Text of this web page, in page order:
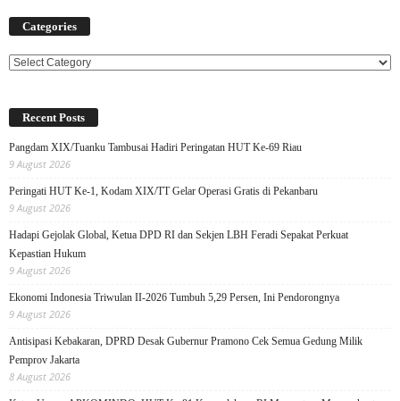
Categories
Categories
Recent Posts
Pangdam XIX/Tuanku Tambusai Hadiri Peringatan HUT Ke-69 Riau
9 August 2026
Peringati HUT Ke-1, Kodam XIX/TT Gelar Operasi Gratis di Pekanbaru
9 August 2026
Hadapi Gejolak Global, Ketua DPD RI dan Sekjen LBH Feradi Sepakat Perkuat
Kepastian Hukum
9 August 2026
Ekonomi Indonesia Triwulan II-2026 Tumbuh 5,29 Persen, Ini Pendorongnya
9 August 2026
Antisipasi Kebakaran, DPRD Desak Gubernur Pramono Cek Semua Gedung Milik
Pemprov Jakarta
8 August 2026